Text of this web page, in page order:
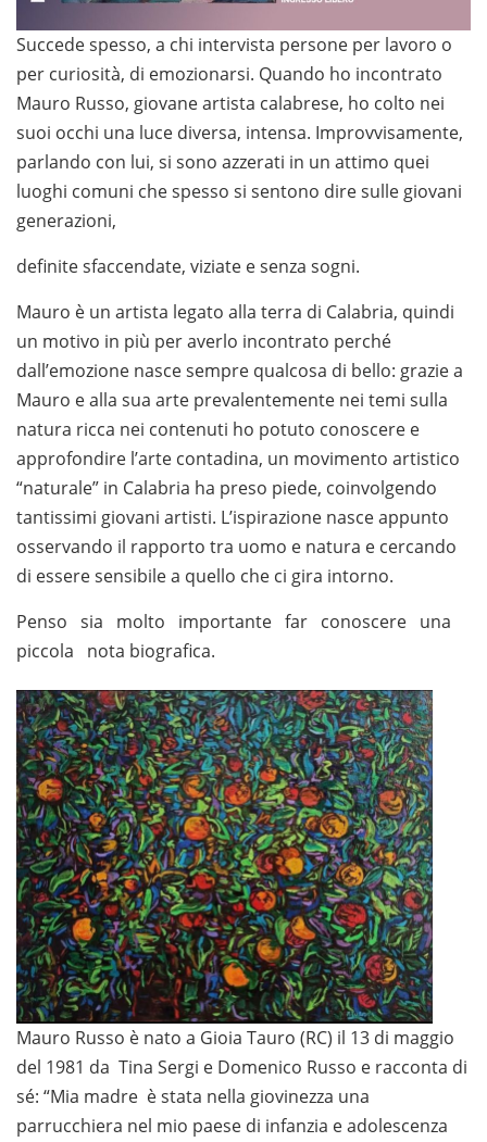
Succede spesso, a chi intervista persone per lavoro o
per curiosità, di emozionarsi. Quando ho incontrato
Mauro Russo, giovane artista calabrese, ho colto nei
suoi occhi una luce diversa, intensa. Improvvisamente,
parlando con lui, si sono azzerati in un attimo quei
luoghi comuni che spesso si sentono dire sulle giovani
generazioni,
definite sfaccendate, viziate e senza sogni.
Mauro è un artista legato alla terra di Calabria, quindi
un motivo in più per averlo incontrato perché
dall’emozione nasce sempre qualcosa di bello: grazie a
Mauro e alla sua arte prevalentemente nei temi sulla
natura ricca nei contenuti ho potuto conoscere e
approfondire l’arte contadina, un movimento artistico
“naturale” in Calabria ha preso piede, coinvolgendo
tantissimi giovani artisti. L’ispirazione nasce appunto
osservando il rapporto tra uomo e natura e cercando
di essere sensibile a quello che ci gira intorno.
Penso sia molto importante far conoscere una
piccola nota biografica.
Mauro Russo è nato a Gioia Tauro (RC) il 13 di maggio
del 1981 da Tina Sergi e Domenico Russo e racconta di
sé: “Mia madre è stata nella giovinezza una
parrucchiera nel mio paese di infanzia e adolescenza